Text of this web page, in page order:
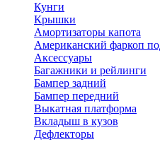
Кунги
Крышки
Амортизаторы капота
Американский фаркоп
Аксессуары
Багажники и рейлинги
Бампер задний
Бампер передний
Выкатная платформа
Вкладыш в кузов
Дефлекторы